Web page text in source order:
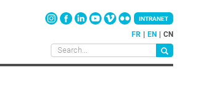
FR EN CN
INTRANET